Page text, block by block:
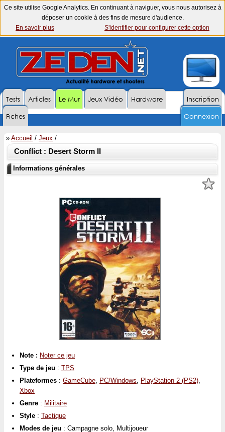
Ce site utilise Google Analytics. En continuant à naviguer, vous nous autorisez à
déposer un cookie à des fins de mesure d'audience.
En savoir plus
S'identifier pour configurer cette option
Inscription
Tests Articles Le Mur Jeux Vidéo
Hardware
Fiches
Connexion
» Accueil / Jeux /
Conflict : Desert Storm II
Informations générales
Note : Noter ce jeu
Type de jeu : TPS
Plateformes : GameCube, PC/Windows, PlayStation 2 (PS2),
Xbox
Genre : Militaire
Style : Tactique
Modes de jeu : Campagne solo, Multijoueur